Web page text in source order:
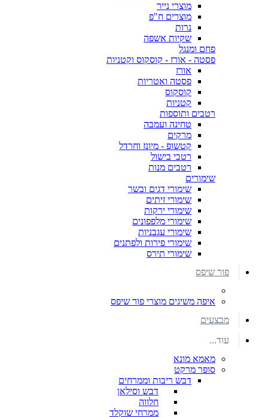
מוצרי נייר
מוצרים ח"פ
נרות
שקיות אשפה
פחם ומנגל
פסטה - אורז - קוסקוס וקטניות
אורז
פסטה ואטריות
קוסקוס
קטניות
רטבים ותוספות
טחינה ועמבה
מרקים
קטשופ - מיונז וחרדל
רטבי בישול
רטבים מנות
שימורים
שימורי דגים ובשר
שימורי זיתים
שימורי ירקות
שימורי מלפפונים
שימורי עגבניות
שימורי פירות ולפתנים
שימורי תירס
פור שיפס
איפה משיגים מוצרי פור שיפס
מבצעים
עוד...
מאמא מונא
סופר מרקט
דבש ריבות וממרחים
דבש וסילאן
חלווה
ממרחי שוקלד